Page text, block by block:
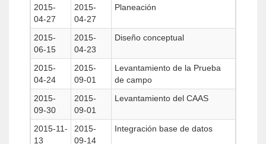
2015-
04-27
2015-
04-27
Planeación
2015-
06-15
2015-
04-23
Diseño conceptual
2015-
04-24
2015-
09-01
Levantamiento de la Prueba
de campo
2015-
09-30
2015-
09-01
Levantamiento del CAAS
2015-11-
13
2015-
09-14
Integración base de datos